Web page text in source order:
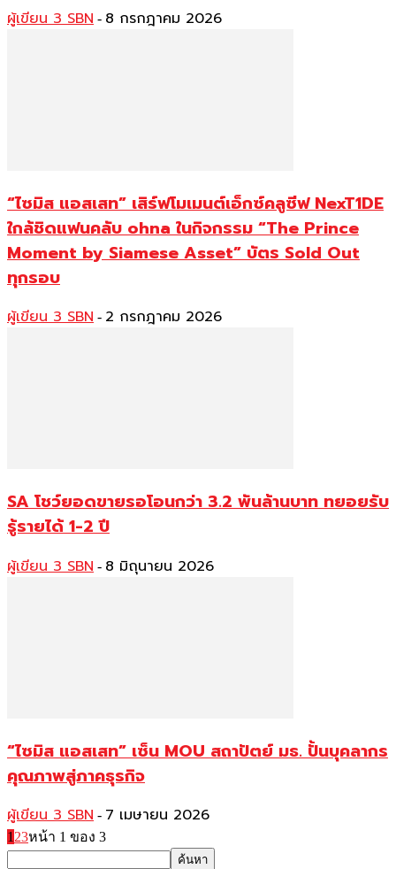
ผู้เขียน 3 SBN - 8 กรกฎาคม 2026
“ไซมิส แอสเสท” เสิร์ฟโมเมนต์เอ็กซ์คลูซีฟ NexT1DE
ใกล้ชิดแฟนคลับ ohna ในกิจกรรม “The Prince
Moment by Siamese Asset” บัตร Sold Out
ทุกรอบ
ผู้เขียน 3 SBN - 2 กรกฎาคม 2026
SA โชว์ยอดขายรอโอนกว่า 3.2 พันล้านบาท ทยอยรับ
รู้รายได้ 1-2 ปี
ผู้เขียน 3 SBN - 8 มิถุนายน 2026
“ไซมิส แอสเสท” เซ็น MOU สถาปัตย์ มธ. ปั้นบุคลากร
คุณภาพสู่ภาคธุรกิจ
ผู้เขียน 3 SBN - 7 เมษายน 2026
1 23หน้า 1 ของ 3